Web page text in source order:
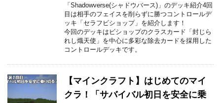
「Shadowverse(シャドウバース)」のデッキ紹介4回
目は相手のフェイスを削らずに勝つコントロールデ
ッキ「セラフビショップ」を紹介します！
今回のデッキはビショップのクラスカード「封じら
れし熾天使」を中心に多彩な除去カードを採用した
コントロールデッキです。
【マインクラフト】はじめてのマイ
クラ！「サバイバル初日を安全に乗